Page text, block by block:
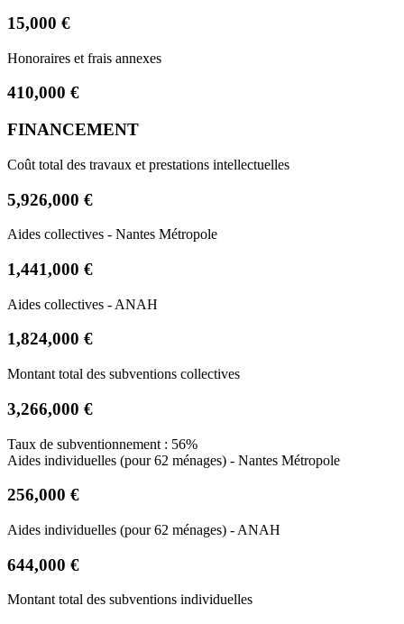
15,000 €
Honoraires et frais annexes
410,000 €
FINANCEMENT
Coût total des travaux et prestations intellectuelles
5,926,000 €
Aides collectives - Nantes Métropole
1,441,000 €
Aides collectives - ANAH
1,824,000 €
Montant total des subventions collectives
3,266,000 €
Taux de subventionnement : 56%
Aides individuelles (pour 62 ménages) - Nantes Métropole
256,000 €
Aides individuelles (pour 62 ménages) - ANAH
644,000 €
Montant total des subventions individuelles